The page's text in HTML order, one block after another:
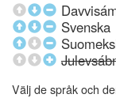
Svenska
Välj de språk och